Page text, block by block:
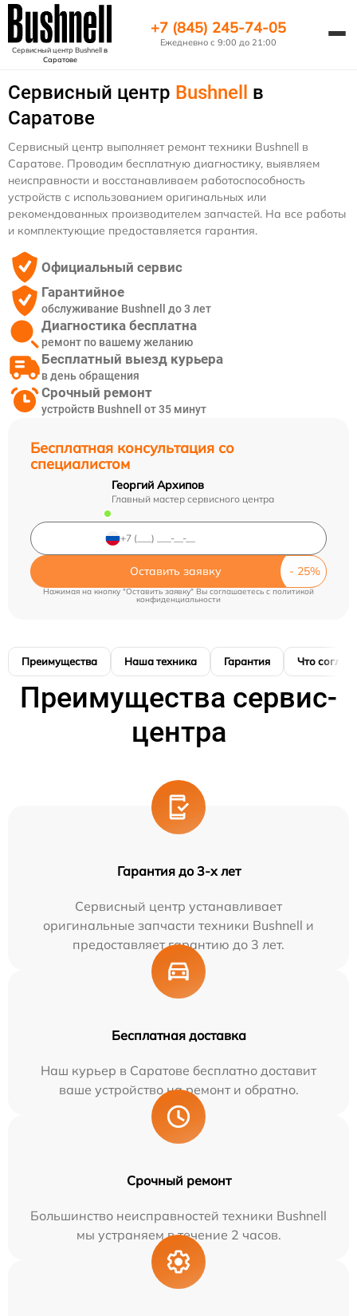
Сервисный центр Bushnellв
Саратове
+7 (845) 245-74-05
Ежедневно с 9:00 до 21:00
Сервисный центр Bushnell
в
Саратове
Бесплатная консультация со
специалистом
Георгий Архипов
Главный мастер сервисного центра
Оставить заявку
Нажимая на кнопку "Оставить заявку" Вы соглашаетесь cполитикой
конфиденциальности
Сервисный центр выполняет ремонт техники Bushnell в
Саратове. Проводим бесплатную диагностику, выявляем
неисправности и восстанавливаем работоспособность
устройств с использованием оригинальных или
рекомендованных производителем запчастей. На все работы
и комплектующие предоставляется гарантия.
Официальный сервис
Гарантийное
обслуживание Bushnell до 3 лет
Диагностика бесплатна
ремонт по вашему желанию
Бесплатный выезд курьера
в день обращения
Срочный ремонт
устройств Bushnell от 35 минут
Преимущества Наша техника Гарантия Что
Преимущества сервис-
центра
Гарантия до 3-х лет
Сервисный центр устанавливает
оригинальные запчасти техники Bushnell и
предоставляет гарантию до 3 лет.
Бесплатная доставка
Наш курьер в Саратове бесплатно доставит
ваше устройство на ремонт и обратно.
Срочный ремонт
Большинство неисправностей техники Bushnell
мы устраняем в течение 2 часов.